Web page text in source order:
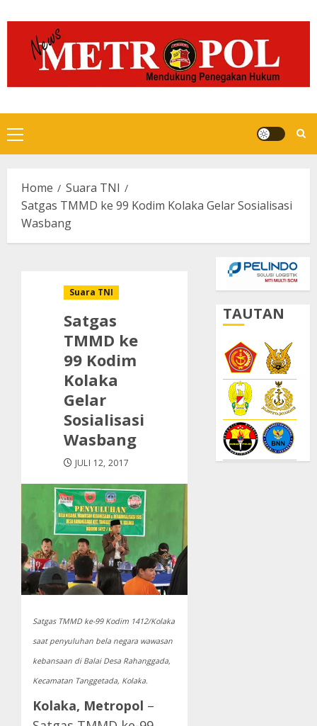
to
content
Primary
Menu
Home
Suara TNI
Satgas TMMD ke 99 Kodim Kolaka Gelar Sosialisasi
Wasbang
Suara TNI
Satgas
TMMD ke
99 Kodim
Kolaka
Gelar
Sosialisasi
Wasbang
JULI 12, 2017
Satgas TMMD ke-99 Kodim 1412/Kolaka
saat penyuluhan bela negara wawasan
kebansaan di Balai Desa Rahanggada,
Kecamatan Tanggetada, Kolaka.
Kolaka, Metropol –
TAUTAN